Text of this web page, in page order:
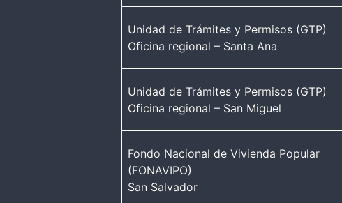
Unidad de Trámites y Permisos (GTP)
Oficina regional – Santa Ana
Unidad de Trámites y Permisos (GTP)
Oficina regional – San Miguel
Fondo Nacional de Vivienda Popular
(FONAVIPO)
San Salvador